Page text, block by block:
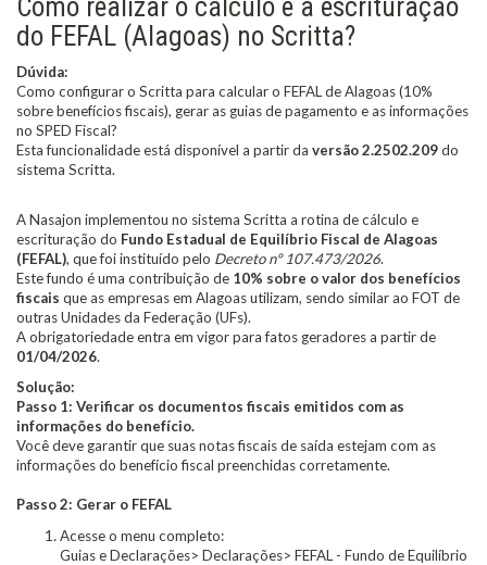
Como realizar o cálculo e a escrituração
do FEFAL (Alagoas) no Scritta?
Dúvida:
Como configurar o Scritta para calcular o FEFAL de Alagoas (10%
sobre benefícios fiscais), gerar as guias de pagamento e as informações
no SPED Fiscal?
Esta funcionalidade está disponível a partir da versão 2.2502.209do
sistema Scritta.
A Nasajon implementou no sistema Scritta a rotina de cálculo e
escrituração do Fundo Estadual de Equilíbrio Fiscal de Alagoas
(FEFAL), que foi instituído pelo Decreto nº 107.473/2026.
Este fundo é uma contribuição de 10% sobre o valor dos benefícios
fiscais que as empresas em Alagoas utilizam, sendo similar ao FOT de
outras Unidades da Federação (UFs).
A obrigatoriedade entra em vigor para fatos geradores a partir de
01/04/2026.
Solução:
Passo 1: Verificar os documentos fiscais emitidos com as
informações do benefício.
Você deve garantir que suas notas fiscais de saída estejam com as
informações do benefício fiscal preenchidas corretamente.
Passo 2: Gerar o FEFAL
Acesse o menu completo:
Guias e Declarações> Declarações> FEFAL - Fundo de Equilíbrio